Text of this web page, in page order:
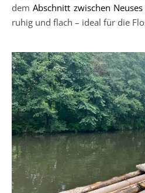
demAbschnitt zwischen
ruhig und flach – ideal für die